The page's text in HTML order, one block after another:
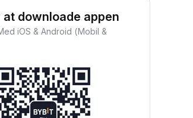
downloade appen
iOS & Android (Mobil &